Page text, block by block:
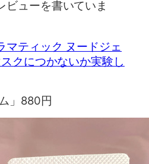
ビューを書いていま
マティック ヌードジェ
クにつかないか実験し
」880円